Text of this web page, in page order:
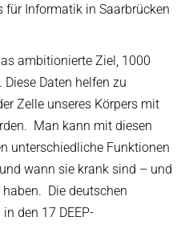
Informatik in Saarbrücken
ambitionierte Ziel, 1000
Daten helfen zu
Zelle unseres Körpers mit
Man kann mit diesen
unterschiedliche Funktionen
wann sie krank sind – und
Die deutschen
den 17 DEEP-